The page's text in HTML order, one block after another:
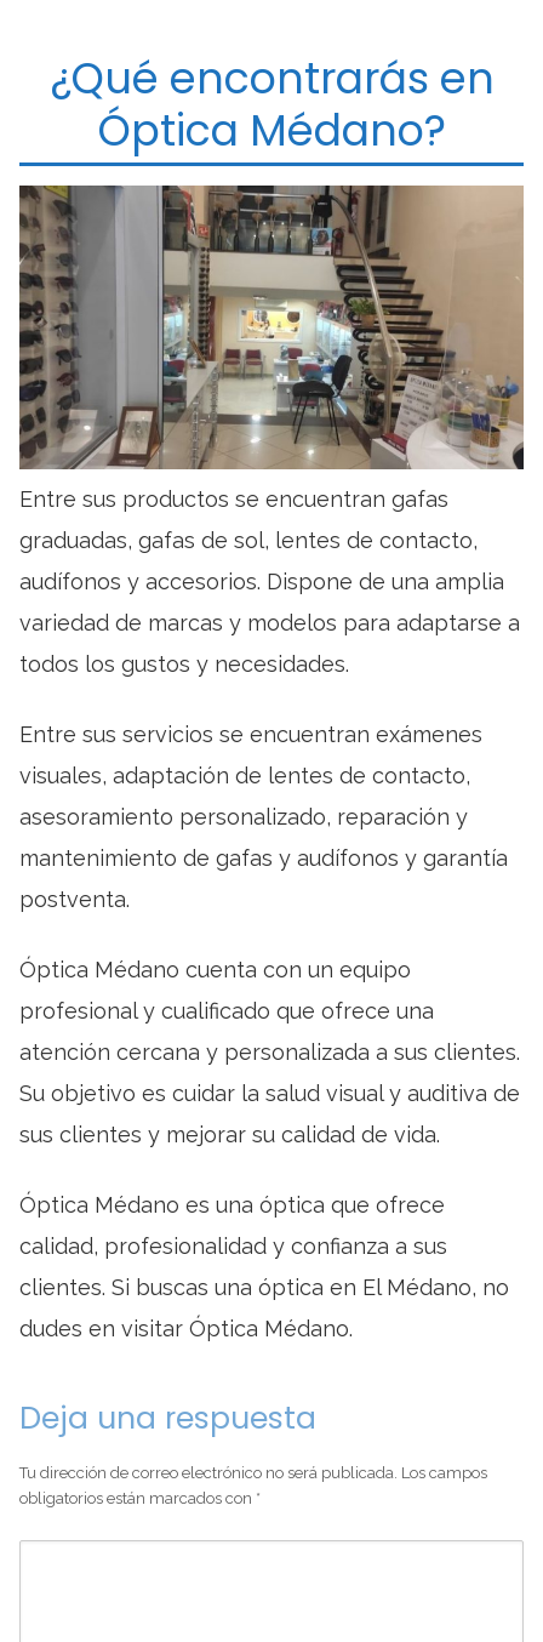
¿Qué encontrarás en
Óptica Médano?
Entre sus productos se encuentran gafas
graduadas, gafas de sol, lentes de contacto,
audífonos y accesorios. Dispone de una amplia
variedad de marcas y modelos para adaptarse a
todos los gustos y necesidades.
Entre sus servicios se encuentran exámenes
visuales, adaptación de lentes de contacto,
asesoramiento personalizado, reparación y
mantenimiento de gafas y audífonos y garantía
postventa.
Óptica Médano cuenta con un equipo
profesional y cualificado que ofrece una
atención cercana y personalizada a sus clientes.
Su objetivo es cuidar la salud visual y auditiva de
sus clientes y mejorar su calidad de vida.
Óptica Médano es una óptica que ofrece
calidad, profesionalidad y confianza a sus
clientes. Si buscas una óptica en El Médano, no
dudes en visitar Óptica Médano.
Deja una respuesta
Tu dirección de correo electrónico no será publicada. Los campos
obligatorios están marcados con *